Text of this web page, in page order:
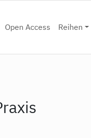
Open Access Reihen